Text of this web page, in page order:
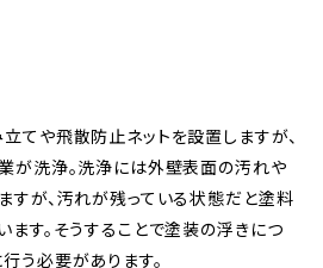
てや飛散防止ネットを設置しますが、
が洗浄。洗浄には外壁表面の汚れや
すが、汚れが残っている状態だと塗料
す。そうすることで塗装の浮きにつ
う必要があります。